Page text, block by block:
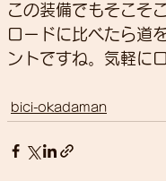
この装備でもそこそ
ロードに比べたら道
ントですね。気軽に
bici-okadaman